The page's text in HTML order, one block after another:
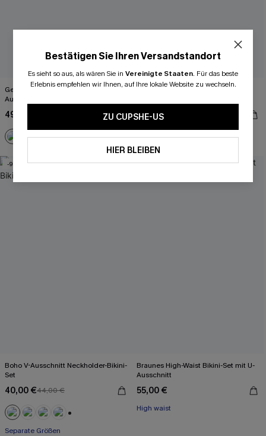
Gestreiftes Tankini-Set mit U-
Ausschnitt
49,00 €
Rotes strukturiertes High-Waist
48,00 €
-9%
Boho V-Ausschnitt Neckholder-Bikini-
Set
40,00 €44,00 €
Separate Größen
NEU
Braunes High-Waist Bikini-Set mit U-
Ausschnitt
55,00 €
High waist
Bestätigen Sie Ihren Versandstandort
Es sieht so aus, als wären Sie in Vereinigte Staaten. Für das beste
Erlebnis empfehlen wir Ihnen, auf Ihre lokale Website zu wechseln.
ZU CUPSHE-US
HIER BLEIBEN